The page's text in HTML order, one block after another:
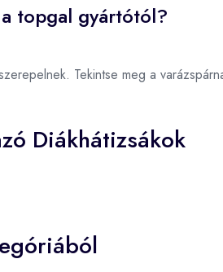
topgal gyártótól?
Tekintse meg a
Diákhátizsákok